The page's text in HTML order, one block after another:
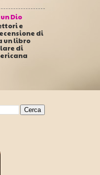
Dio
e
di
un libro
di